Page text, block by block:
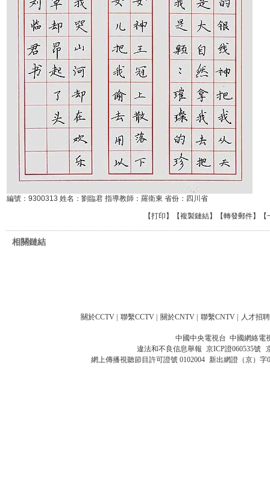
編號：9300313 姓名：劉臨君 指導教師：羅衛東 省份：四川省
【打印 】【複製鏈結】【轉發郵件】
相關鏈結
關於CCTV 聯繫CCTV 關於CNTV 聯繫CNTV 人才招聘
中國中央電視台 中國網絡電
違法和不良信息舉報 京ICP證060535號
網上傳播視聽節目許可證號 0102004 新出網證（京）